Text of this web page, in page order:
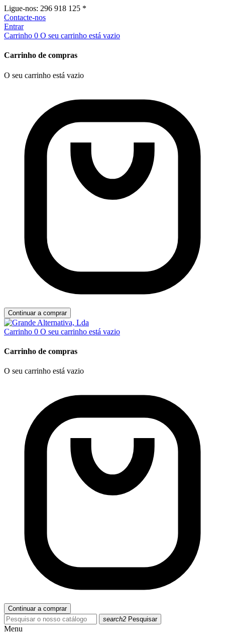
Ligue-nos: 296 918 125 *
Contacte-nos
Entrar
Carrinho 0 O seu carrinho está vazio
Carrinho de compras
O seu carrinho está vazio
Continuar a comprar
Carrinho 0 O seu carrinho está vazio
Carrinho de compras
O seu carrinho está vazio
Continuar a comprar
search2 Pesquisar
Menu